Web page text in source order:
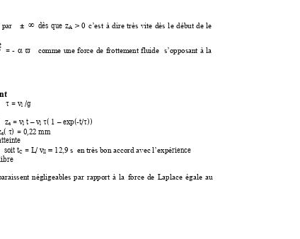
par ±  dès que zA > 0 c’est à dire très vite dès le début de le
= -   comme une force de frottement fluide s’opposant à la
 = vl /g
za = vl t – vl ( 1 – exp(-t/))
a( ) = 0,22 mm
inte
  soit t
C = L/ vll = 12,9 s  en très bon accord avec l’expérience
négligeables par rapport à la force de Laplace égale au